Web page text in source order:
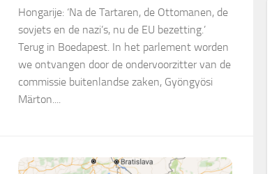
Hongarije: ‘Na de Tartaren, de Ottomanen, de
sovjets en de nazi’s, nu de EU bezetting.’
Terug in Boedapest. In het parlement worden
we ontvangen door de ondervoorzitter van de
commissie buitenlandse zaken, Gyöngyösi
Märton....